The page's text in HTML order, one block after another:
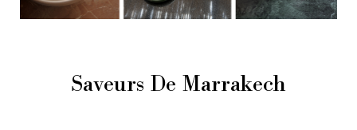
Saveurs De Marrakech